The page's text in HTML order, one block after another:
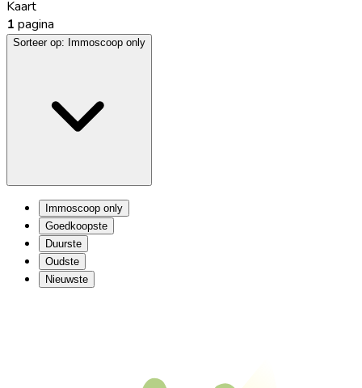
Kaart
1 pagina
Sorteer op: Immoscoop only
Immoscoop only
Goedkoopste
Duurste
Oudste
Nieuwste